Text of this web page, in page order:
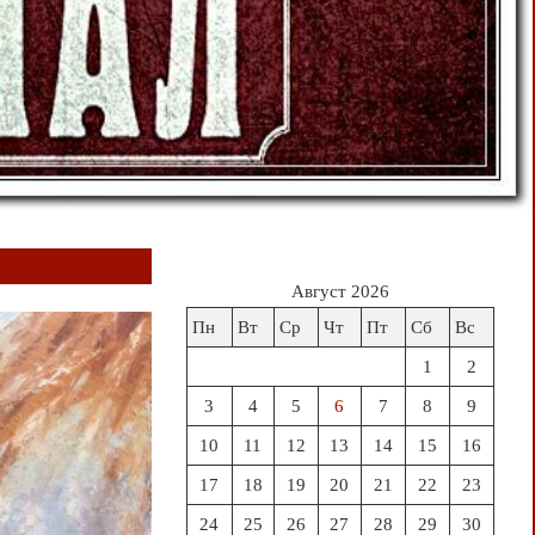
Август 2026
Пн
Вт Ср Чт Пт Сб Вс
1 2
3 4 5 6 7 8 9
10 11 12 13 14 15 16
17 18 19 20 21 22 23
24 25 26 27 28 29 30